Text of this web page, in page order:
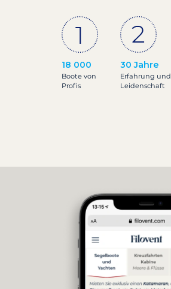
18 000
Boote von
Profis
30 Jahre
Erfahrung und
Leidenschaft